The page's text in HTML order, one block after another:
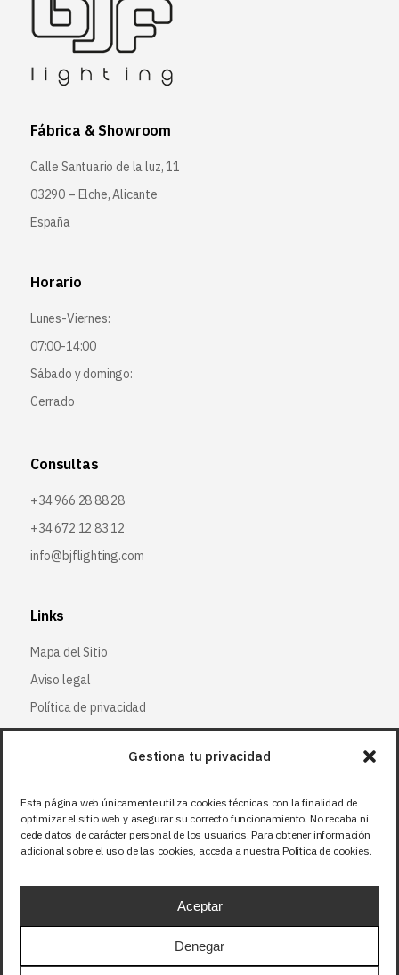
Gestiona tu privacidad
Esta página web únicamente utiliza cookies técnicas con la finalidad de
optimizar el sitio web y asegurar su correcto funcionamiento. No recaba ni
cede datos de carácter personal de los usuarios. Para obtener información
adicional sobre el uso de las cookies, acceda a nuestra Política de cookies.
Aceptar
Denegar
Fábrica & Showroom
Calle Santuario de la luz, 11
03290 – Elche, Alicante
España
Horario
Lunes-Viernes:
07:00-14:00
Sábado y domingo:
Cerrado
Consultas
+34 966 28 88 28
+34 672 12 83 12
info@bjflighting.com
Links
Mapa del Sitio
Aviso legal
Política de privacidad
Política de cookies
Síguenos
Facebook
X (Twitter)
Instagram